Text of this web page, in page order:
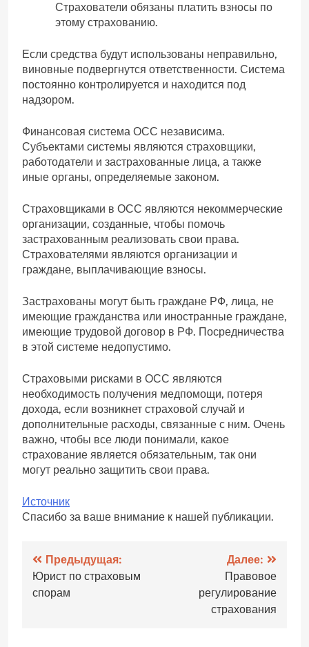
Страхователи обязаны платить взносы по
этому страхованию.
Если средства будут использованы неправильно,
виновные подвергнутся ответственности. Система
постоянно контролируется и находится под
надзором.
Финансовая система ОСС независима.
Субъектами системы являются страховщики,
работодатели и застрахованные лица, а также
иные органы, определяемые законом.
Страховщиками в ОСС являются некоммерческие
организации, созданные, чтобы помочь
застрахованным реализовать свои права.
Страхователями являются организации и
граждане, выплачивающие взносы.
Застрахованы могут быть граждане РФ, лица, не
имеющие гражданства или иностранные граждане,
имеющие трудовой договор в РФ. Посредничества
в этой системе недопустимо.
Страховыми рисками в ОСС являются
необходимость получения медпомощи, потеря
дохода, если возникнет страховой случай и
дополнительные расходы, связанные с ним. Очень
важно, чтобы все люди понимали, какое
страхование является обязательным, так они
могут реально защитить свои права.
Источник
Спасибо за ваше внимание к нашей публикации.
Навигация
по
Предыдущая:
Юрист по страховым
спорам
Далее:
Правовое
регулирование
страхования